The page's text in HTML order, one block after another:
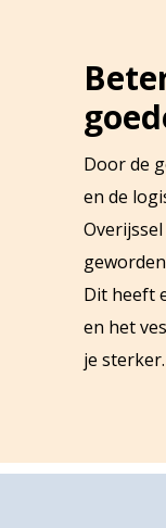
Door de
en de
Dit heeft
en het
je sterker.